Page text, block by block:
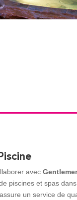
avec
piscines et spas
un service de